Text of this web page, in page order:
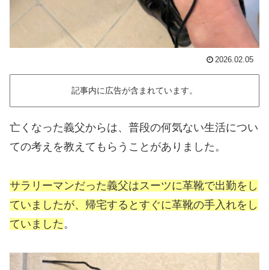
2026.02.05
記事内に広告が含まれています。
亡くなった義父からは、普段の何気ない生活につい
ての考えを教えてもらうことがありました。
サラリーマンだった義父はスーツに革靴で出勤をし
ていましたが、帰宅するとすぐに革靴の手入れをし
ていました 。